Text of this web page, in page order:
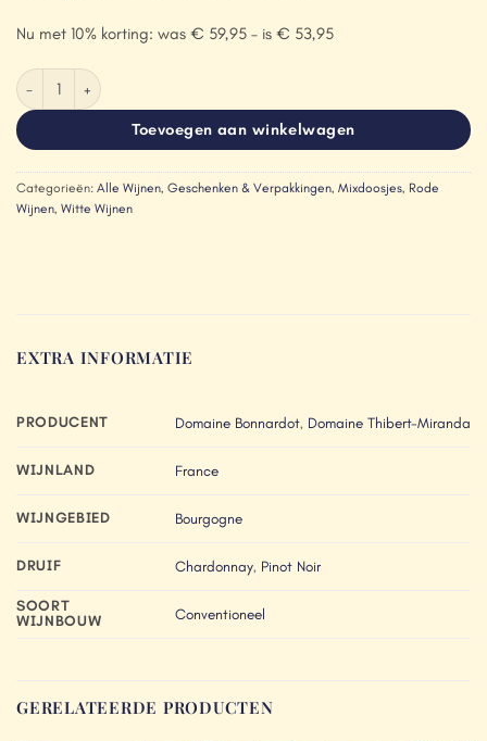
Nu met 10% korting: was € 59,95 – is € 53,95
Bourgogne in een houten kistje aantal
Toevoegen aan winkelwagen
Categorieën: Alle Wijnen, Geschenken & Verpakkingen, Mixdoosjes, Rode
Wijnen, Witte Wijnen
EXTRA INFORMATIE
PRODUCENT Domaine Bonnardot, Domaine Thibert-Miranda
WIJNLAND France
WIJNGEBIED Bourgogne
DRUIF Chardonnay, Pinot Noir
SOORT
WIJNBOUW
Conventioneel
GERELATEERDE PRODUCTEN